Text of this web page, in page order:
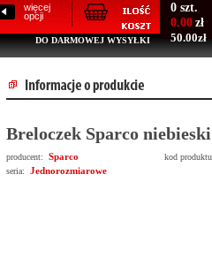
więcej
opcji
0 szt.
0.00 zł
DO DARMOWEJ WYSYŁKI 50.00zł
Breloczek Sparco niebieski
producent: Sparco
kod
seria:
Jednorozmiarowe